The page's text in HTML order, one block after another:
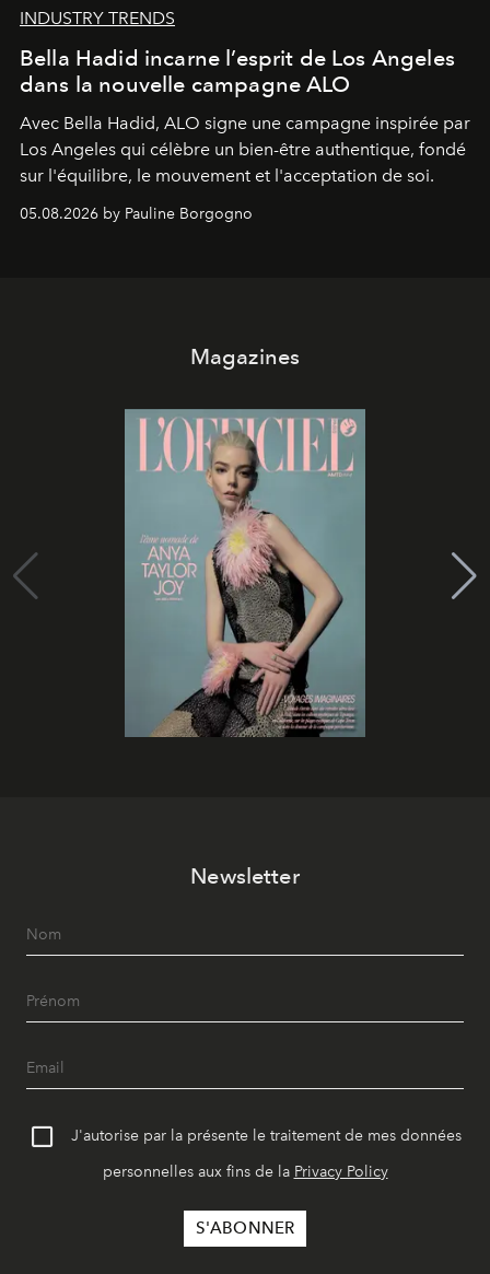
INDUSTRY TRENDS
Bella Hadid incarne l’esprit de Los Angeles
dans la nouvelle campagne ALO
Avec Bella Hadid, ALO signe une campagne inspirée par
Los Angeles qui célèbre un bien-être authentique, fondé
sur l'équilibre, le mouvement et l'acceptation de soi.
05.08.2026 by Pauline Borgogno
Magazines
Newsletter
J'autorise par la présente le traitement de mes données
personnelles aux fins de la Privacy Policy